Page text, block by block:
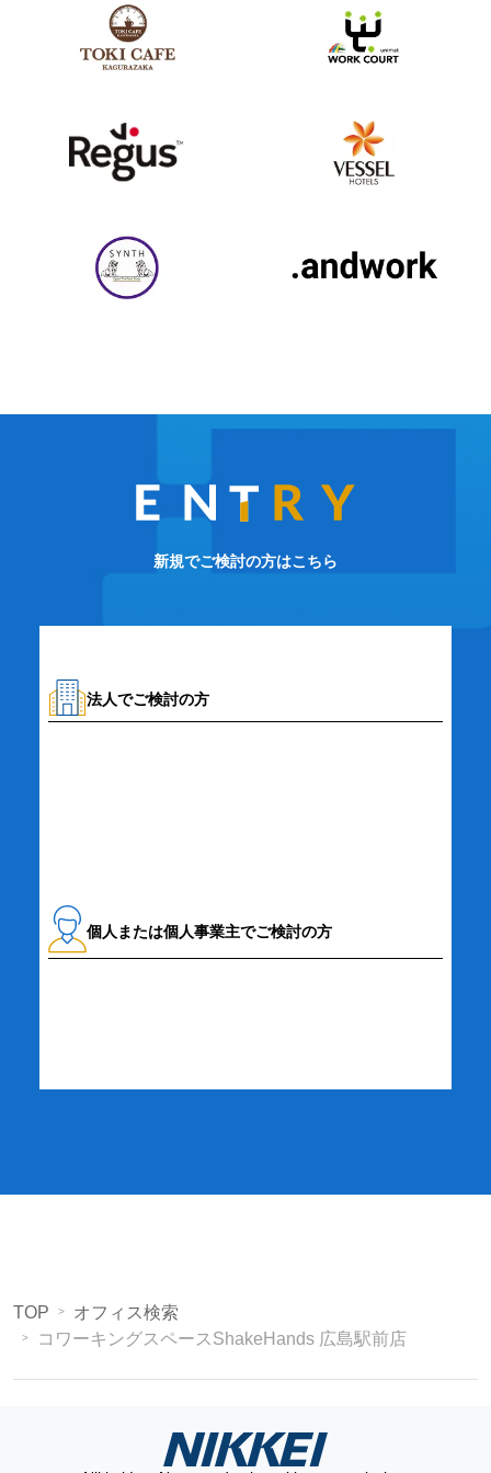
新規でご検討の方はこちら
法人でご検討の方
個人または個人事業主でご検討の方
TOP
オフィス検索
コワーキングスペースShakeHands 広島駅前店